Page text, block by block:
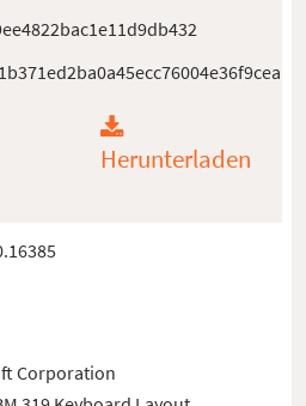
Herunterladen
Corporation